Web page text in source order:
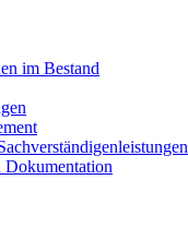
im Bestand